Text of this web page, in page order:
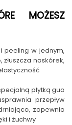
MOŻESZ
peeling w jednym,
naskórek,
płytką gua
przepływ
zapewnia
i żuchwy